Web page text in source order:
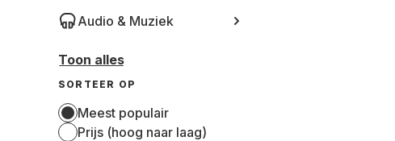
Audio & Muziek
Toon alles
SORTEER OP
Meest populair
Prijs (hoog naar laag)